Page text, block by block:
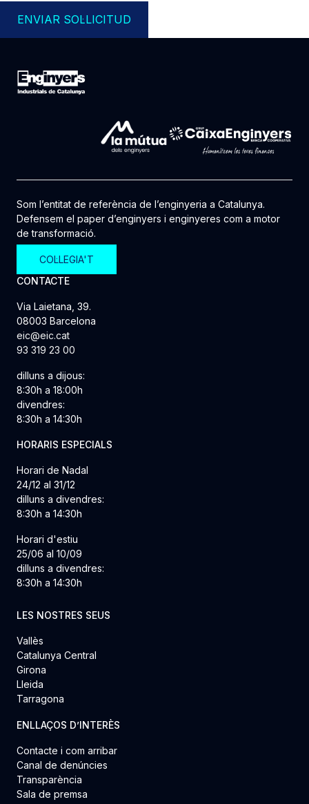
ENVIAR SOL·LICITUD
Som l’entitat de referència de l’enginyeria a Catalunya.
Defensem el paper d’enginyers i enginyeres com a motor
de transformació.
COL·LEGIA'T
CONTACTE
Via Laietana, 39.
08003 Barcelona
eic@eic.cat
93 319 23 00
dilluns a dijous:
8:30h a 18:00h
divendres:
8:30h a 14:30h
HORARIS ESPECIALS
Horari de Nadal
24/12 al 31/12
dilluns a divendres:
8:30h a 14:30h
Horari d'estiu
25/06 al 10/09
dilluns a divendres:
8:30h a 14:30h
LES NOSTRES SEUS
Vallès
Catalunya Central
Girona
Lleida
Tarragona
ENLLAÇOS D’INTERÈS
Contacte i com arribar
Canal de denúncies
Transparència
Sala de premsa